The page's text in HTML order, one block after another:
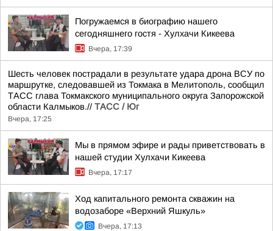
Погружаемся в биографию нашего
сегодняшнего гостя - Хулхачи Кикеева
Вчера, 17:39
Шесть человек пострадали в результате удара дрона ВСУ по
маршрутке, следовавшей из Токмака в Мелитополь, сообщил
ТАСС глава Токмакского муниципального округа Запорожской
области Калмыков.// ТАСС / Юг
Вчера, 17:25
Мы в прямом эфире и рады приветствовать в
нашей студии Хулхачи Кикеева
Вчера, 17:17
Ход капитального ремонта скважин на
водозаборе «Верхний Яшкуль»
Вчера, 17:13